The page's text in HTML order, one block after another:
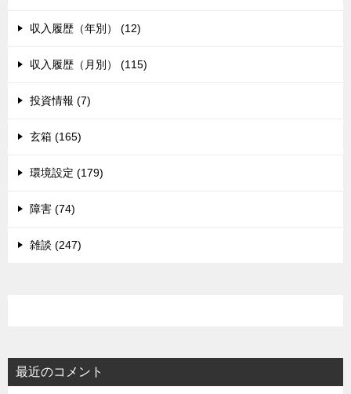
収入履歴（年別） (12)
収入履歴（月別） (115)
投資情報 (7)
玄箱 (165)
環境設定 (179)
障害 (74)
雑談 (247)
最近のコメント